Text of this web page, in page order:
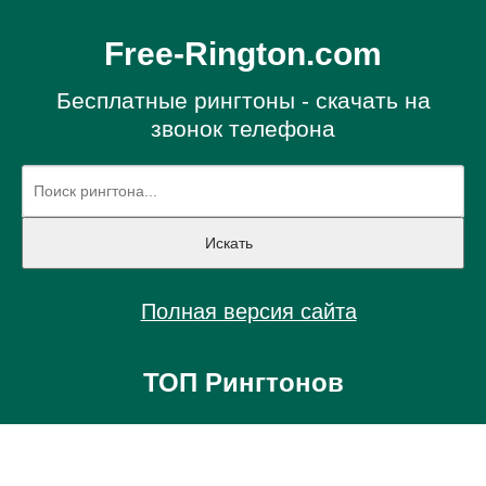
Free-Rington.com
Бесплатные рингтоны - скачать на
звонок телефона
Полная версия сайта
ТОП Рингтонов